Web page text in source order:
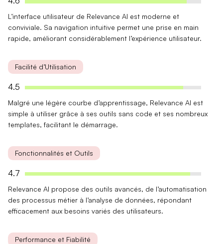
L’interface utilisateur de Relevance AI est moderne et
conviviale. Sa navigation intuitive permet une prise en main
rapide, améliorant considérablement l’expérience utilisateur.
Facilité d’Utilisation
4.5
Malgré une légère courbe d’apprentissage, Relevance AI est
simple à utiliser grâce à ses outils sans code et ses nombreux
templates, facilitant le démarrage.
Fonctionnalités et Outils
4.7
Relevance AI propose des outils avancés, de l’automatisation
des processus métier à l’analyse de données, répondant
efficacement aux besoins variés des utilisateurs.
Performance et Fiabilité